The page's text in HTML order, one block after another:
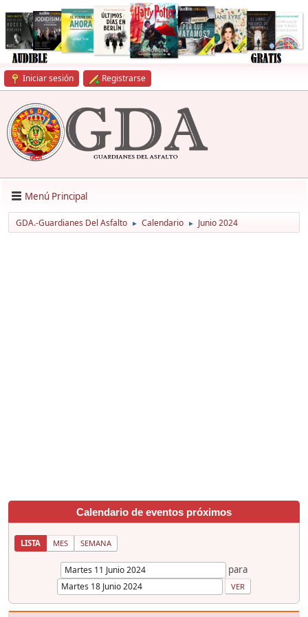
Iniciar sesión Registrarse
Menú Principal
GDA.-Guardianes Del Asfalto ► Calendario ► Junio 2024
Calendario de eventos próximos
LISTA MES SEMANA
para